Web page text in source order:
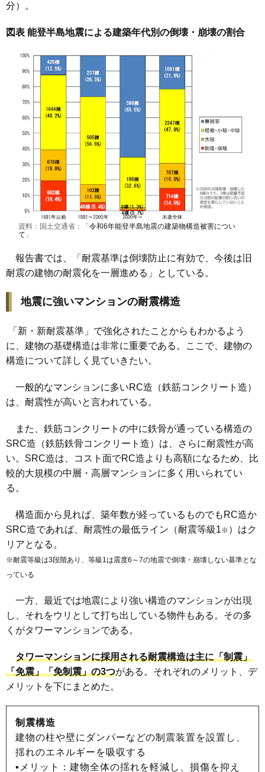
分）。
図表 能登半島地震による建築年代別の倒壊・崩壊の割合
資料：国土交通省：「令和6年能登半島地震の建築物構造被害につい
て 」
報告書では、「耐震基準は倒壊防止に有効で、今後は旧
耐震の建物の耐震化を一層進める」としている。
地震に強いマンションの耐震構造
「新・新耐震基準」で強化されたことからもわかるよう
に、建物の基礎構造は非常に重要である。ここで、建物の
構造について詳しく見ていきたい。
一般的なマンションに多いRC造（鉄筋コンクリート造）
は、耐震性が高いと言われている。
また、鉄筋コンクリートの中に鉄骨が通っている構造の
SRC造（鉄筋鉄骨コンクリート造）は、さらに耐震性が高
い。SRC造は、コスト面でRC造よりも高額になるため、比
較的大規模の中層・高層マンションに多く用いられてい
る。
構造面から見れば、築年数が経っているものでもRC造か
SRC造であれば、耐震性の最低ライン（耐震等級1※ ）はク
リアとなる。
※耐震等級は3段階あり、等級1は震度6～7の地震で倒壊・崩壊しない基準とな
っている
一方、最近では地震により強い構造のマンションが出現
し、それをウリとして打ち出している物件もある。その多
くがタワーマンションである。
タワーマンションに採用される耐震構造は主に「制震」
「免震」「免制震」の3つがある。それぞれのメリット、デ
メリットを下にまとめた。
制震構造
建物の柱や壁にダンパーなどの制震装置を設置し、
揺れのエネルギーを吸収する
▪メリット：建物全体の揺れを軽減し、損傷を抑え